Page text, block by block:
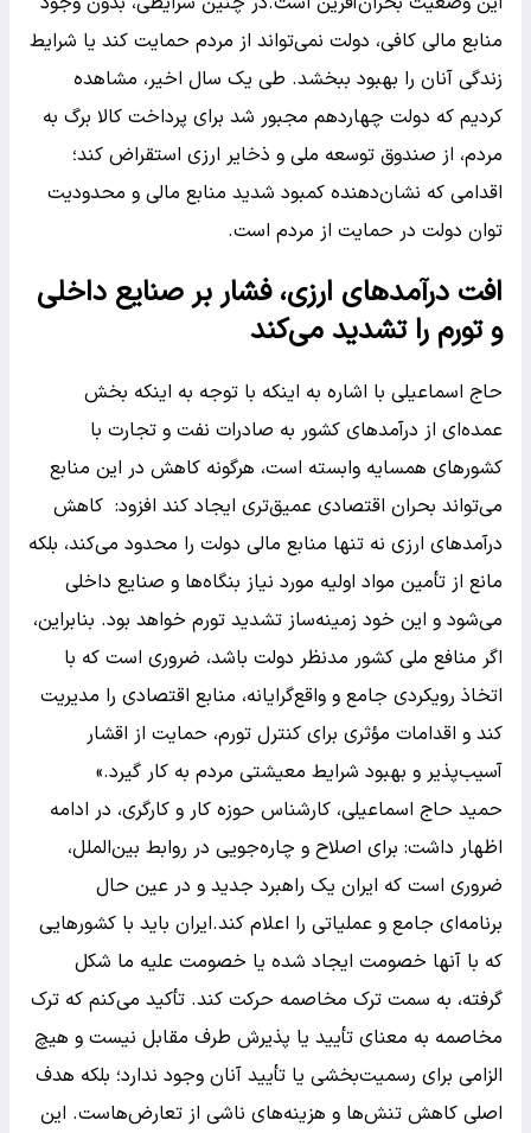
منابع مالی کافی، دولت نمی‌تواند از مردم حمایت کند یا شرایط
زندگی آنان را بهبود ببخشد. طی یک سال اخیر، مشاهده
کردیم که دولت چهاردهم مجبور شد برای پرداخت کالا برگ به
مردم، از صندوق توسعه ملی و ذخایر ارزی استقراض کند؛
اقدامی که نشان‌دهنده کمبود شدید منابع مالی و محدودیت
توان دولت در حمایت از مردم است.
افت درآمدهای ارزی، فشار بر صنایع داخلی
و تورم را تشدید می‌کند
حاج اسماعیلی با اشاره به اینکه با توجه به اینکه بخش
عمده‌ای از درآمدهای کشور به صادرات نفت و تجارت با
کشورهای همسایه وابسته است، هرگونه کاهش در این منابع
می‌تواند بحران اقتصادی عمیق‌تری ایجاد کند افزود: کاهش
درآمدهای ارزی نه تنها منابع مالی دولت را محدود می‌کند، بلکه
مانع از تأمین مواد اولیه مورد نیاز بنگاه‌ها و صنایع داخلی
می‌شود و این خود زمینه‌ساز تشدید تورم خواهد بود. بنابراین،
اگر منافع ملی کشور مدنظر دولت باشد، ضروری است که با
اتخاذ رویکردی جامع و واقع‌گرایانه، منابع اقتصادی را مدیریت
کند و اقدامات مؤثری برای کنترل تورم، حمایت از اقشار
آسیب‌پذیر و بهبود شرایط معیشتی مردم به کار گیرد.»
حمید حاج اسماعیلی، کارشناس حوزه کار و کارگری، در ادامه
اظهار داشت: برای اصلاح و چاره‌جویی در روابط بین‌الملل،
ضروری است که ایران یک راهبرد جدید و در عین حال
برنامه‌ای جامع و عملیاتی را اعلام کند.ایران باید با کشورهایی
که با آنها خصومت ایجاد شده یا خصومت علیه ما شکل
گرفته، به سمت ترک مخاصمه حرکت کند. تأکید می‌کنم که ترک
مخاصمه به معنای تأیید یا پذیرش طرف مقابل نیست و هیچ
الزامی برای رسمیت‌بخشی یا تأیید آنان وجود ندارد؛ بلکه هدف
اصلی کاهش تنش‌ها و هزینه‌های ناشی از تعارض‌هاست. این